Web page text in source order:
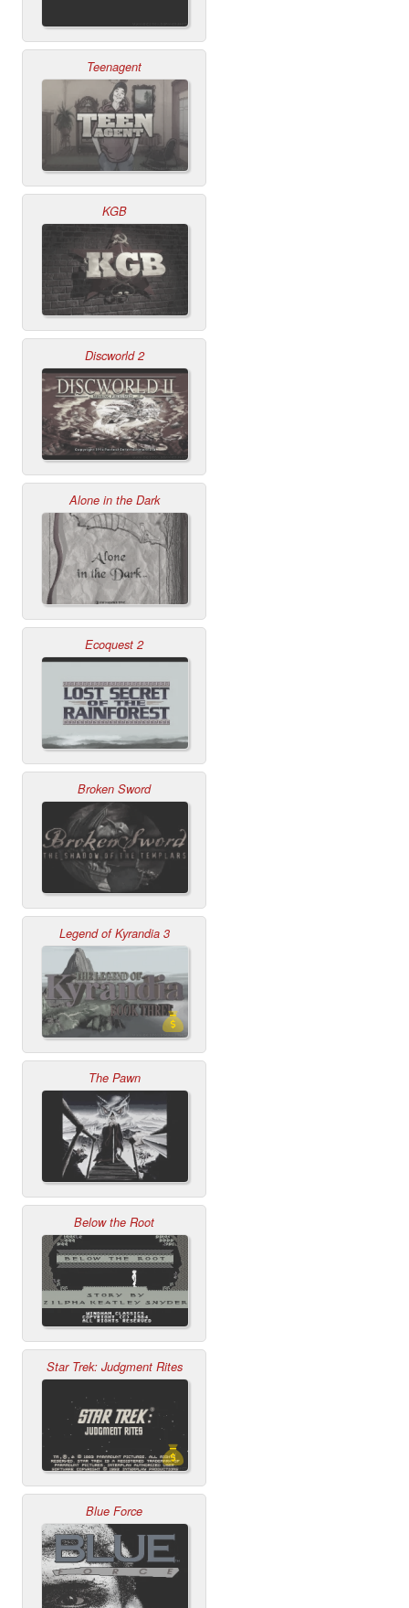
Teenagent
KGB
Discworld 2
Alone in the Dark
Ecoquest 2
Broken Sword
Legend of Kyrandia 3
The Pawn
Below the Root
Star Trek: Judgment Rites
Blue Force